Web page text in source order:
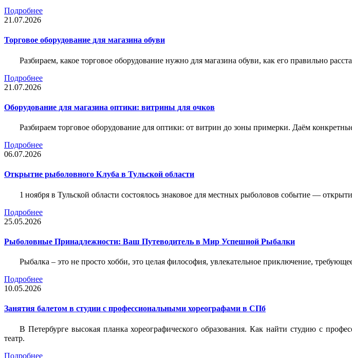
Подробнее
21.07.2026
Торговое оборудование для магазина обуви
Разбираем, какое торговое оборудование нужно для магазина обуви, как его правильно
Подробнее
21.07.2026
Оборудование для магазина оптики: витрины для очков
Разбираем торговое оборудование для оптики: от витрин до зоны примерки. Даём
Подробнее
06.07.2026
Открытие рыболовного Клуба в Тульской области
1 ноября в Тульской области состоялось знаковое для местных рыболовов событие —
Подробнее
25.05.2026
Рыболовные Принадлежности: Ваш Путеводитель в Мир Успешной Рыбалки
Рыбалка – это не просто хобби, это целая философия, увлекательное приключение,
Подробнее
10.05.2026
Занятия балетом в студии с профессиональными хореографами в СПб
В Петербурге высокая планка хореографического образования. Как найти студию с
театр.
Подробнее